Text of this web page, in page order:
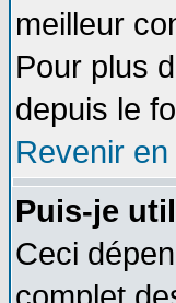
meilleur
Pour plus
depuis le
Revenir
Puis-je
Ceci